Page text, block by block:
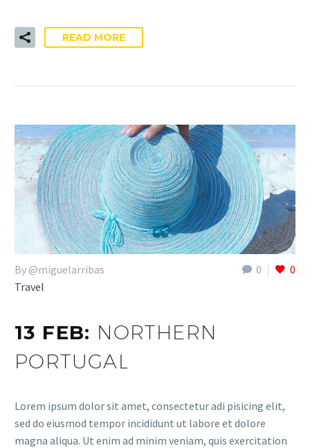
READ MORE
0 0
By @miguelarribas
Travel
13 FEB: NORTHERN
PORTUGAL
Lorem ipsum dolor sit amet, consectetur adi pisicing elit,
sed do eiusmod tempor incididunt ut labore et dolore
magna aliqua. Ut enim ad minim veniam, quis exercitation